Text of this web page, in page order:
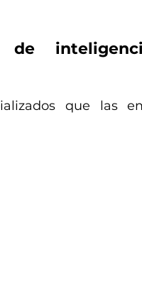
que las